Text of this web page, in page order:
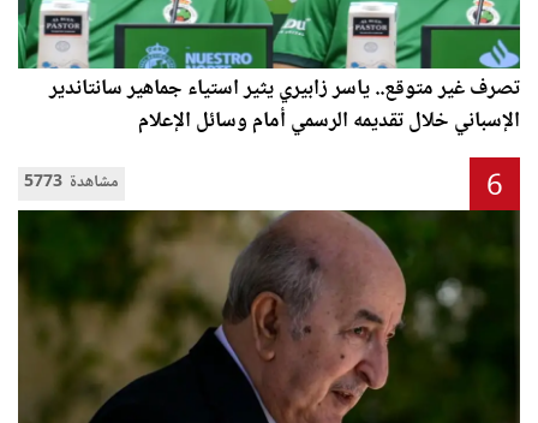
تصرف غير متوقع.. ياسر زابيري يثير استياء جماهير سانتاندير
الإسباني خلال تقديمه الرسمي أمام وسائل الإعلام
5773 مشاهدة 6